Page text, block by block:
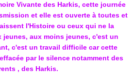
Vivante des Harkis, cette journée
et elle est ouverte à toutes et
l'Histoire ou ceux qui ne la
jeunes, aux moins jeunes, c'est un
c'est un travail difficile car cette
par le silence notamment des
, des Harkis.